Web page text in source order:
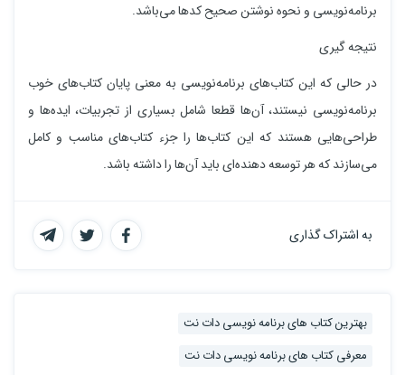
برنامه‌نویسی و نحوه نوشتن صحیح کدها می‌باشد.
نتیجه گیری
در حالی که این کتاب‌های برنامه‌نویسی به معنی پایان کتاب‌های خوب
برنامه‌نویسی نیستند، آن‌ها قطعا شامل بسیاری از تجربیات، ایده‌ها و
طراحی‌هایی هستند که این کتاب‌ها را جزء کتاب‌های مناسب و کامل
می‌سازند که هر توسعه دهند‌ه‌ای باید آن‌ها را داشته باشد.
به اشتراک گذاری
بهترین کتاب های برنامه نویسی دات نت
معرفی کتاب های برنامه نویسی دات نت